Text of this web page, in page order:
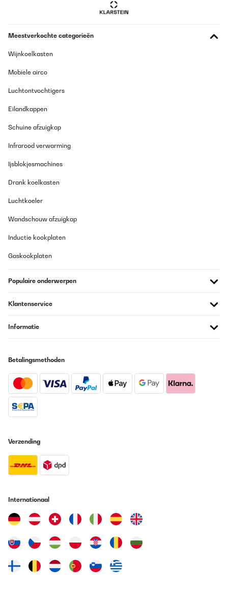
Meestverkochte categorieën
Wijnkoelkasten
Mobiele airco
Luchtontvochtigers
Eilandkappen
Schuine afzuigkap
Infrarood verwarming
Ijsblokjesmachines
Drank koelkasten
Luchtkoeler
Wandschouw afzuigkap
Inductie kookplaten
Gaskookplaten
Populaire onderwerpen
Klantenservice
Informatie
Betalingsmethoden
Verzending
Internationaal